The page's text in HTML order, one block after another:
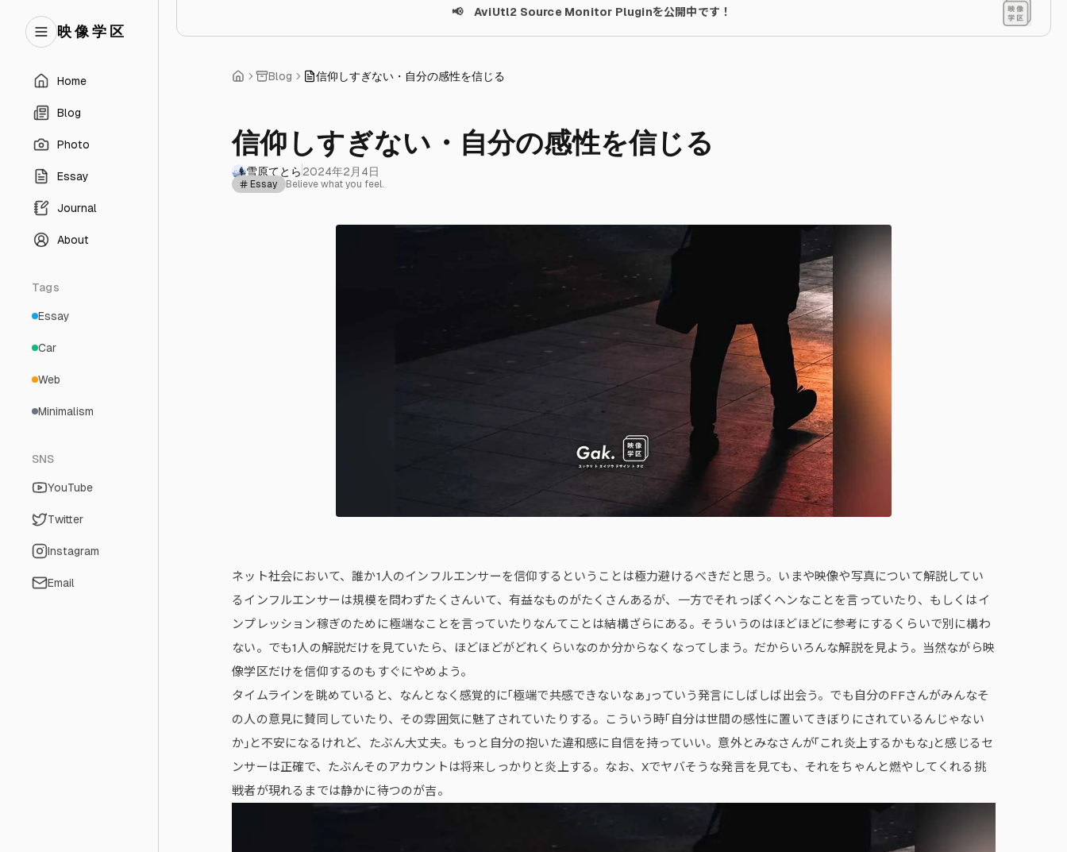
映 像 学 区
Home
Blog
Photo
Essay
Journal
About
Tags
Essay
Car
Web
Minimalism
SNS
YouTube
Twitter
Instagram
Email
📢 AviUtl2 Source Monitor Pluginを公開中です！
Blog 信仰しすぎない・自分の感性を信じる
信仰しすぎない・自分の感性を信じる
雪原てとら 2024年2月4日
Essay Believe what you feel.
ネット社会において、誰か1人のインフルエンサーを信仰するということは極力避けるべきだと思う。いまや映像や写真について解説してい
るインフルエンサーは規模を問わずたくさんいて、有益なものがたくさんあるが、一方でそれっぽくヘンなことを言っていたり、もしくはイ
ンプレッション稼ぎのために極端なことを言っていたりなんてことは結構ざらにある。そういうのはほどほどに参考にするくらいで別に構わ
ない。でも1人の解説だけを見ていたら、ほどほどがどれくらいなのか分からなくなってしまう。だからいろんな解説を見よう。当然ながら映
像学区だけを信仰するのもすぐにやめよう。
タイムラインを眺めていると、なんとなく感覚的に「極端で共感できないなぁ」っていう発言にしばしば出会う。でも自分のFFさんがみんなそ
の人の意見に賛同していたり、その雰囲気に魅了されていたりする。こういう時「自分は世間の感性に置いてきぼりにされているんじゃない
か」と不安になるけれど、たぶん大丈夫。もっと自分の抱いた違和感に自信を持っていい。意外とみなさんが「これ炎上するかもな」と感じるセ
ンサーは正確で、たぶんそのアカウントは将来しっかりと炎上する。なお、Xでヤバそうな発言を見ても、それをちゃんと燃やしてくれる挑
戦者が現れるまでは静かに待つのが吉。